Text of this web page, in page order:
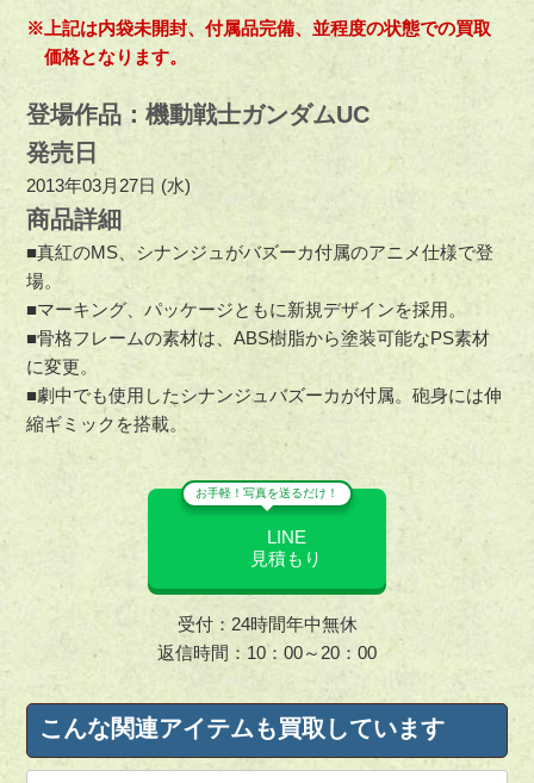
※上記は内袋未開封、付属品完備、並程度の状態での買取
価格となります。
登場作品：機動戦士ガンダムUC
発売日
2013年03月27日 (水)
商品詳細
■真紅のMS、シナンジュがバズーカ付属のアニメ仕様で登
場。
■マーキング、パッケージともに新規デザインを採用。
■骨格フレームの素材は、ABS樹脂から塗装可能なPS素材
に変更。
■劇中でも使用したシナンジュバズーカが付属。砲身には伸
縮ギミックを搭載。
お手軽！写真を送るだけ！
LINE
見積もり
受付：24時間年中無休
返信時間：10：00～20：00
こんな関連アイテムも買取しています